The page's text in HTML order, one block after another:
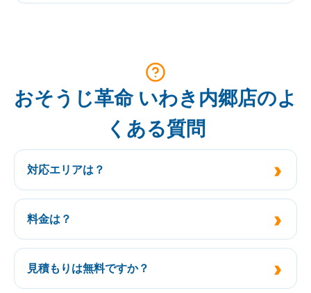
おそうじ革命 いわき内郷店のよ
くある質問
対応エリアは？
料金は？
見積もりは無料ですか？